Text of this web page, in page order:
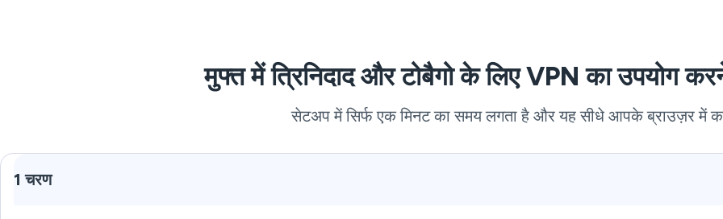
मुफ्त में त्रिनिदाद और टोबैगो के लिए VPN का उपयोग
सेटअप में सिर्फ एक मिनट का समय लगता है और यह सीधे आपके ब्राउज़र में
1 चरण